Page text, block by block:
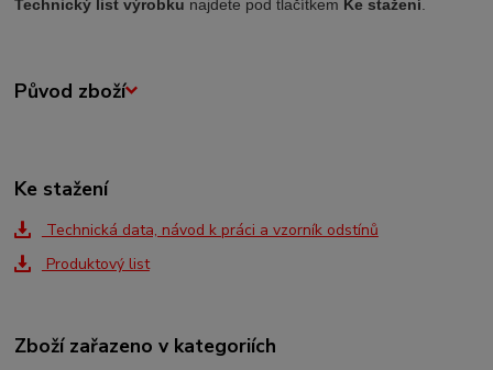
Technický list výrobku najdete pod tlačítkem Ke stažení
Původ zboží
Ke stažení
Technická data, návod k práci a vzorník odstínů
Produktový list
Zboží zařazeno v kategoriích